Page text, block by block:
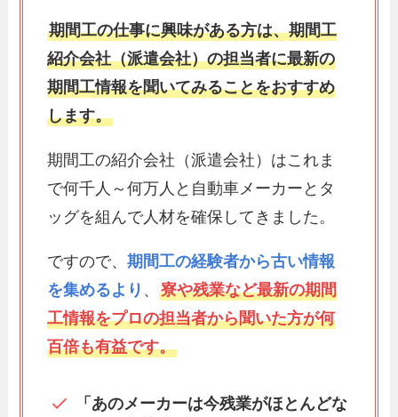
期間工の仕事に興味がある方は、期間工
紹介会社（派遣会社）の担当者に最新の
期間工情報を聞いてみることをおすすめ
します。
期間工の紹介会社（派遣会社）はこれま
で何千人～何万人と自動車メーカーとタ
ッグを組んで人材を確保してきました。
ですので、期間工の経験者から古い情報
を集めるより 、寮や残業など最新の期間
工情報をプロの担当者から聞いた方が何
百倍も有益です。
「あのメーカーは今残業がほとんどな